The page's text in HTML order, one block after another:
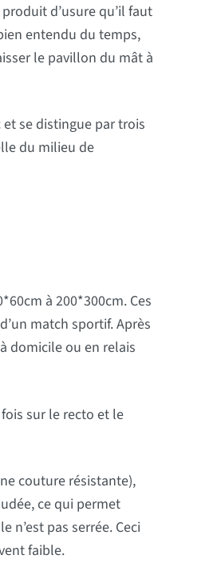
d’usure qu’il faut
entendu du temps,
le pavillon du mât à
se distingue par trois
du milieu de
à 200*300cm. Ces
match sportif. Après
domicile ou en relais
sur le recto et le
couture résistante),
ce qui permet
n’est pas serrée. Ceci
faible.